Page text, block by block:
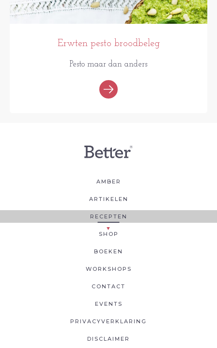
Erwten pesto broodbeleg
Pesto maar dan anders
AMBER
ARTIKELEN
RECEPTEN
SHOP
BOEKEN
WORKSHOPS
CONTACT
EVENTS
PRIVACYVERKLARING
DISCLAIMER